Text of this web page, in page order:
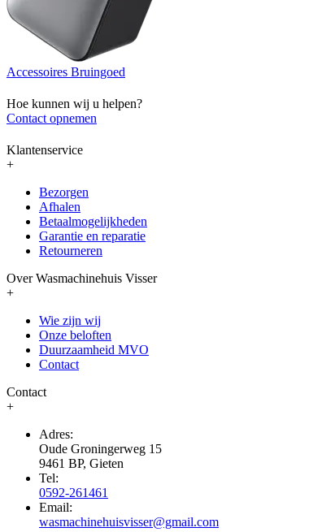
Accessoires Bruingoed
Hoe kunnen wij u helpen?
Contact opnemen
Klantenservice
+
Bezorgen
Afhalen
Betaalmogelijkheden
Garantie en reparatie
Retourneren
Over Wasmachinehuis Visser
+
Wie zijn wij
Onze beloften
Duurzaamheid MVO
Contact
Contact
+
Adres:
Oude Groningerweg 15
9461 BP, Gieten
Tel:
0592-261461
Email:
wasmachinehuisvisser@gmail.com